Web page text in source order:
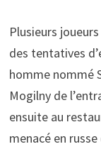
Plusieurs
des tentatives
homme nommé
Mogilny de
ensuite au
menacé en